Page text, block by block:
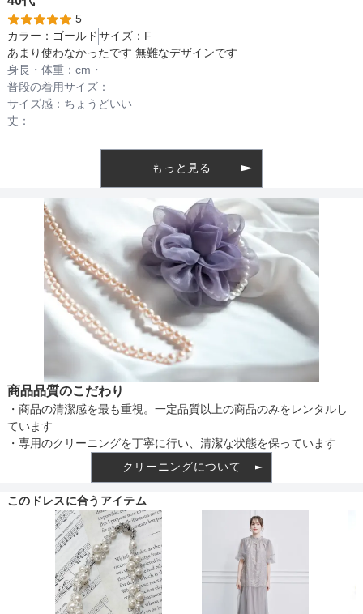
ファスナー
骨格タイプ
5
カラー： ゴールドサイズ： F
あまり使わなかったです 無難なデザインです
身長・体重： cm・
普段の着用サイズ：
サイズ感： ちょうどいい
丈：
もっと見る
商品品質のこだわり
・商品の清潔感を最も重視。一定品質以上の商品のみをレンタルし
ています
・専用のクリーニングを丁寧に行い、清潔な状態を保っています
クリーニングについて
このドレスに合うアイテム